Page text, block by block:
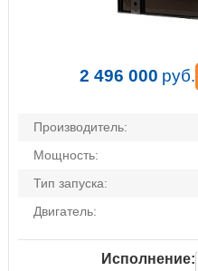
2 496 000 руб.
Производитель:
Мощность:
Тип запуска:
Двигатель:
Исполнение: